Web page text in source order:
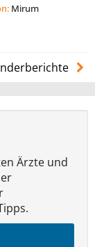
Mirum
Ärzte und